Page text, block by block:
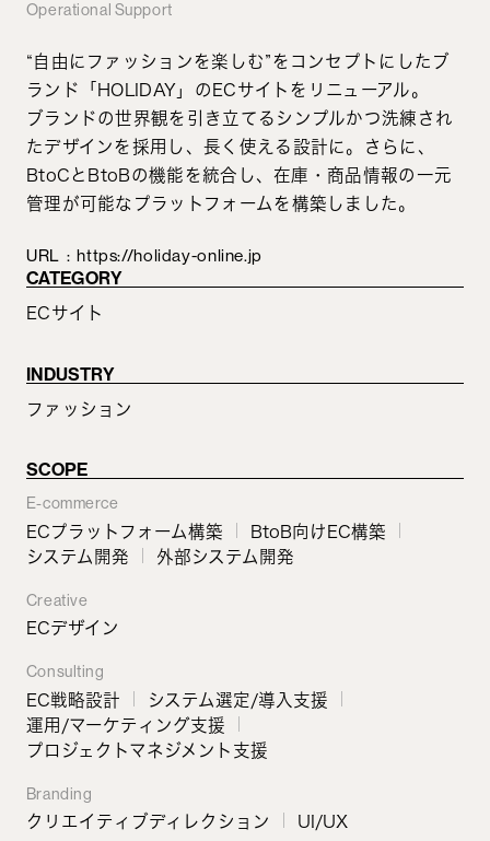
Operational Support
“自由にファッションを楽しむ”をコンセプトにしたブ
ランド「HOLIDAY」のECサイトをリニューアル。
ブランドの世界観を引き立てるシンプルかつ洗練され
たデザインを採用し、長く使える設計に。さらに、
BtoCとBtoBの機能を統合し、在庫・商品情報の一元
管理が可能なプラットフォームを構築しました。
URL : https://holiday-online.jp
CATEGORY
ECサイト
INDUSTRY
ファッション
SCOPE
E-commerce
ECプラットフォーム構築
BtoB向けEC構築
システム開発
外部システム開発
Creative
ECデザイン
Consulting
EC戦略設計
システム選定/導入支援
運用/マーケティング支援
プロジェクトマネジメント支援
Branding
クリエイティブディレクション
UI/UX